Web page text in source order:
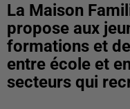
La Maison
propose aux
formations et
entre école et
secteurs qui